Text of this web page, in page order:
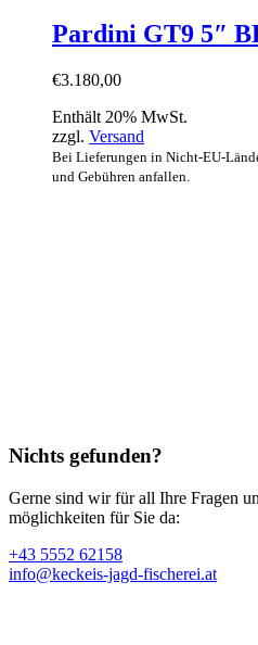
Pardini GT9 5″
€3.180,00
Enthält 20% MwSt.
zzgl. Versand
Bei Lieferungen in Nicht-EU-
und Gebühren anfallen.
Nichts gefunden?
Gerne sind wir für all Ihre Fragen
möglichkeiten für Sie da:
+43 5552 62158
info@keckeis-jagd-fischerei.at